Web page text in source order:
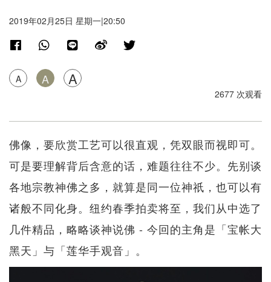
2019年02月25日 星期一|20:50
A A A
2677 次观看
佛像，要欣赏工艺可以很直观，凭双眼而视即可。
可是要理解背后含意的话，难题往往不少。先别谈
各地宗教神佛之多，就算是同一位神祇，也可以有
诸般不同化身。纽约春季拍卖将至，我们从中选了
几件精品，略略谈神说佛 - 今回的主角是「宝帐大
黑天」与「莲华手观音」。